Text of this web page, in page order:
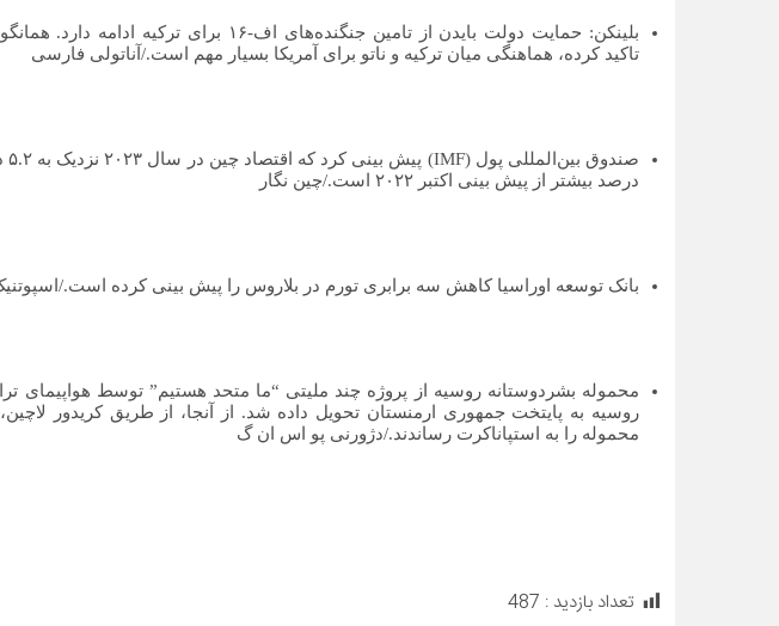
بلینکن: حمایت دولت بایدن از تامین جنگنده‌های اف-۱۶
تاکید کرده، هماهنگی میان ترکیه و ناتو برای آمریکا بسیار مهم است./آناتولی فارسی
درصد بیشتر از پیش بینی اکتبر ۲۰۲۲ است./چین نگار
بانک توسعه اوراسیا کاهش سه برابری تورم در بلاروس را پیش بینی کرده است./اسپوتنیک
محموله بشردوستانه روسیه از پروژه چند ملیتی “ما متحد هستیم” توسط هواپیمای
روسیه به پایتخت جمهوری ارمنستان تحویل داده شد. از آنجا، از طریق کریدور
محموله را به استپاناکرت رساندند./دژورنی پو اس ان گ
تعداد بازدید : 487